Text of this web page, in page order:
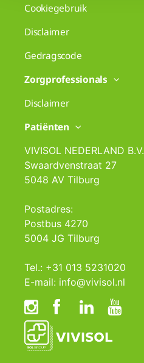
Cookiegebruik
Disclaimer
Gedragscode
Zorgprofessionals
Disclaimer
Patiënten
VIVISOL NEDERLAND B.V.
Swaardvenstraat 27
5048 AV Tilburg
Postadres:
Postbus 4270
5004 JG Tilburg
Tel.: +31 013 5231020
E-mail: info@vivisol.nl